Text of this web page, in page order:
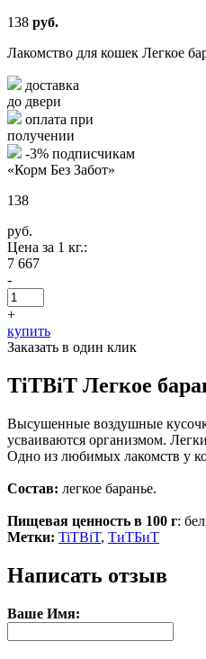
138 руб.
Лакомство для кошек Легкое
доставка
до двери
оплата при
получении
-3% подписчикам
«Корм Без Забот»
138
руб.
Цена за 1 кг.:
7 667
-
+
купить
Заказать в один клик
TiTBiT Легкое
Высушенные воздушные
усваиваются организмом.
Одно из любимых лакомств у
Состав: легкое баранье.
Пищевая ценность в 100 г:
Метки: TiTBiT, ТиТБиТ
Написать отзыв
Ваше Имя: